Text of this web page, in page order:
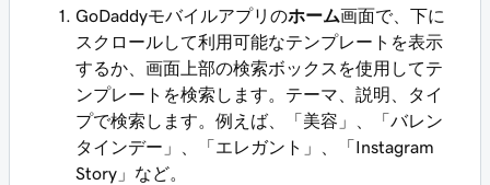
GoDaddyモバイルアプリのホーム画面で、下に
スクロールして利用可能なテンプレートを表示
するか、画面上部の検索ボックスを使用してテ
ンプレートを検索します。テーマ、説明、タイ
プで検索します。例えば、「美容」、「バレン
タインデー」、「エレガント」、「Instagram
Story」など。